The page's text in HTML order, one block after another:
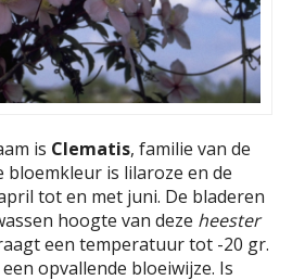
is Clematis, familie van de
bloemkleur is lilaroze en de
tot en met juni. De bladeren
hoogte van deze heester
een temperatuur tot -20 gr.
opvallende bloeiwijze. Is